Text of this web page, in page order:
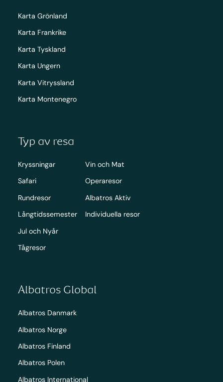
Karta Grönland
Karta Frankrike
Karta Tyskland
Karta Ungern
Karta Vitryssland
Karta Montenegro
Typ av resa
Kryssningar
Safari
Rundresor
Långtidssemester
Jul och Nyår
Tågresor
Vin och Mat
Operaresor
Albatros Aktiv
Individuella resor
Albatros Global
Albatros Danmark
Albatros Norge
Albatros Finland
Albatros Polen
Albatros International